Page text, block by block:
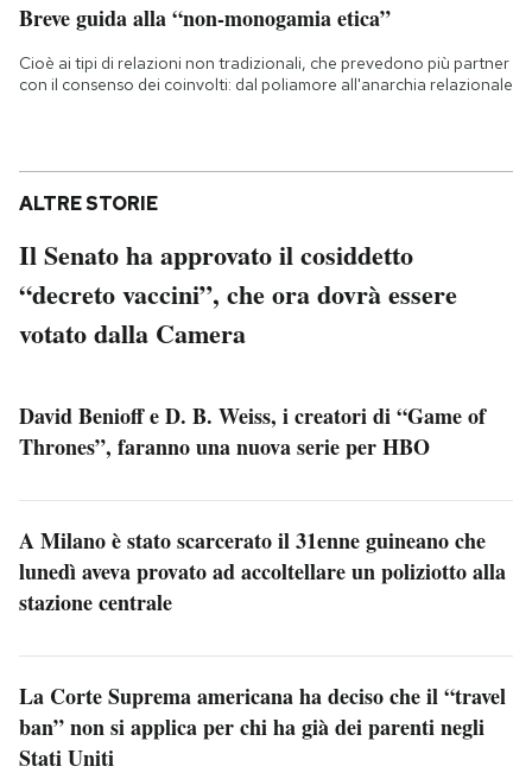
Breve guida alla “non-monogamia etica”
Cioè ai tipi di relazioni non tradizionali, che prevedono più partner
con il consenso dei coinvolti: dal poliamore all'anarchia relazionale
ALTRE STORIE
Il Senato ha approvato il cosiddetto
“decreto vaccini”, che ora dovrà essere
votato dalla Camera
David Benioff e D. B. Weiss, i creatori di “Game of
Thrones”, faranno una nuova serie per HBO
A Milano è stato scarcerato il 31enne guineano che
lunedì aveva provato ad accoltellare un poliziotto alla
stazione centrale
La Corte Suprema americana ha deciso che il “travel
ban” non si applica per chi ha già dei parenti negli
Stati Uniti